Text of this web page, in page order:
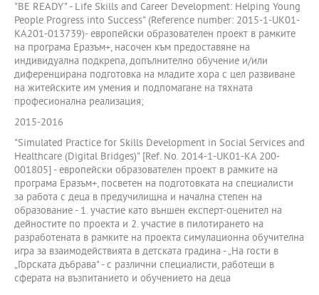
"BE READY" - Life Skills and Career Development: Helping Young
People Progress into Success" (Reference number: 2015-1-UK01-
KA201-013739)- европейски образователен проект в рамките
на програма Еразъм+, насочен към предоставяне на
индивидуална подкрепа, допълнително обучение и/или
диференцирана подготовка на младите хора с цел развиване
на житейските им умения и подпомагане на тяхната
професионална реализация;
2015-2016
"Simulated Practice for Skills Development in Social Services and
Healthcare (Digital Bridges)" [Ref. No. 2014-1-UK01-KA 200-
001805] - европейски образователен проект в рамките на
програма Еразъм+, посветен на подготовката на специалисти
за работа с деца в предучилищна и начална степен на
образование - 1. участие като външен експерт-оценител на
дейностите по проекта и 2. участие в пилотирането на
разработената в рамките на проекта симулационна обучителна
игра за взаимодействията в детската градина - „На гости в
„Горската дъбрава" - с различни специалисти, работещи в
сферата на възпитанието и обучението на деца